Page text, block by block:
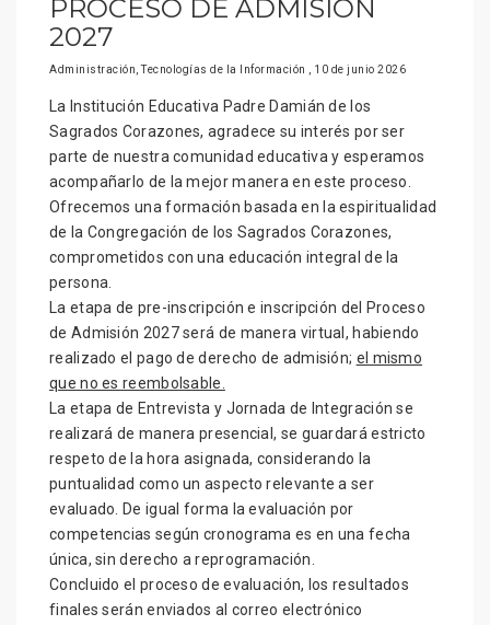
PROCESO DE ADMISIÓN
2027
Administración, Tecnologías de la Información , 10 de junio 2026
La Institución Educativa Padre Damián de los
Sagrados Corazones, agradece su interés por ser
parte de nuestra comunidad educativa y esperamos
acompañarlo de la mejor manera en este proceso.
Ofrecemos una formación basada en la espiritualidad
de la Congregación de los Sagrados Corazones,
comprometidos con una educación integral de la
persona.
La etapa de pre-inscripción e inscripción del Proceso
de Admisión 2027 será de manera virtual, habiendo
realizado el pago de derecho de admisión; el mismo
que no es reembolsable.
La etapa de Entrevista y Jornada de Integración se
realizará de manera presencial, se guardará estricto
respeto de la hora asignada, considerando la
puntualidad como un aspecto relevante a ser
evaluado. De igual forma la evaluación por
competencias según cronograma es en una fecha
única, sin derecho a reprogramación.
Concluido el proceso de evaluación, los resultados
finales serán enviados al correo electrónico